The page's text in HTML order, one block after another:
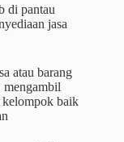
di pantau
jasa
atau barang
kelompok baik